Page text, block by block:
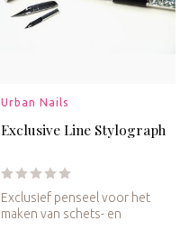
Urban Nails
Exclusive Line Stylograph
Exclusief penseel voor het
maken van schets- en